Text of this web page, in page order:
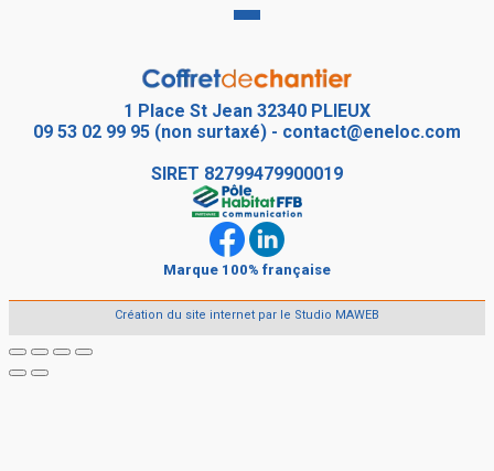
1 Place St Jean 32340 PLIEUX
09 53 02 99 95 (non surtaxé) - contact@eneloc.com
SIRET 82799479900019
Marque 100% française
Création du site internet par le Studio MAWEB